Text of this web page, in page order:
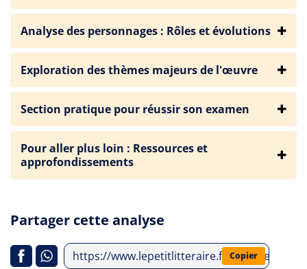
Analyse des personnages : Rôles et évolutions
Exploration des thèmes majeurs de l'œuvre
Section pratique pour réussir son examen
Pour aller plus loin : Ressources et
approfondissements
Partager cette analyse
https://www.lepetitlitteraire.fr/analyses-
Copier